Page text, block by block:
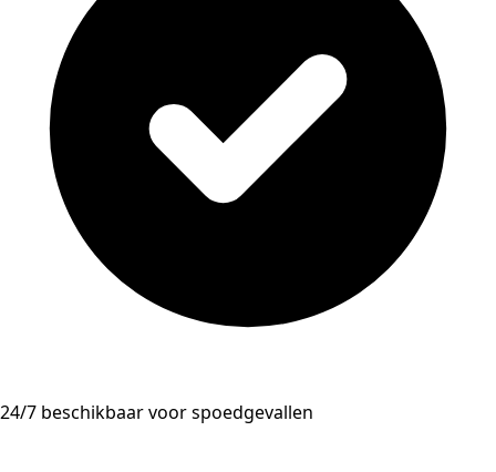
24/7 beschikbaar voor spoedgevallen